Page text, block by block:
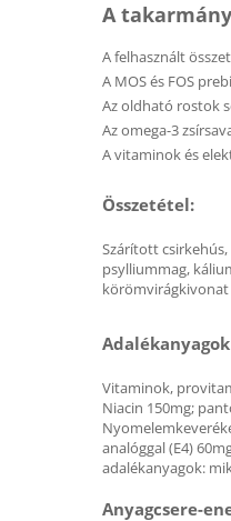
A
A felhasznált
A MOS és FOS
Az oldható rostok
Az omega-3
A vitaminok és
Összetétel:
Szárított
psylliummag,
Vitaminok,
Niacin 150mg;
analóggal (E4)
adalékanyagok:
Anyagcsere-